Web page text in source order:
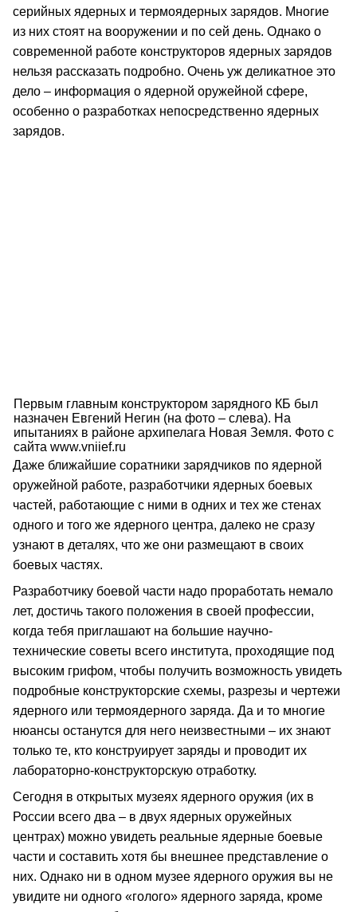
серийных ядерных и термоядерных зарядов. Многие
из них стоят на вооружении и по сей день. Однако о
современной работе конструкторов ядерных зарядов
нельзя рассказать подробно. Очень уж деликатное это
дело – информация о ядерной оружейной сфере,
особенно о разработках непосредственно ядерных
зарядов.
Первым главным конструктором зарядного КБ был
назначен Евгений Негин (на фото – слева). На
ипытаниях в районе архипелага Новая Земля. Фото с
сайта www.vniief.ru
Даже ближайшие соратники зарядчиков по ядерной
оружейной работе, разработчики ядерных боевых
частей, работающие с ними в одних и тех же стенах
одного и того же ядерного центра, далеко не сразу
узнают в деталях, что же они размещают в своих
боевых частях.
Разработчику боевой части надо проработать немало
лет, достичь такого положения в своей профессии,
когда тебя приглашают на большие научно-
технические советы всего института, проходящие под
высоким грифом, чтобы получить возможность увидеть
подробные конструкторские схемы, разрезы и чертежи
ядерного или термоядерного заряда. Да и то многие
нюансы останутся для него неизвестными – их знают
только те, кто конструирует заряды и проводит их
лабораторно-конструкторскую отработку.
Сегодня в открытых музеях ядерного оружия (их в
России всего два – в двух ядерных оружейных
центрах) можно увидеть реальные ядерные боевые
части и составить хотя бы внешнее представление о
них. Однако ни в одном музее ядерного оружия вы не
увидите ни одного «голого» ядерного заряда, кроме